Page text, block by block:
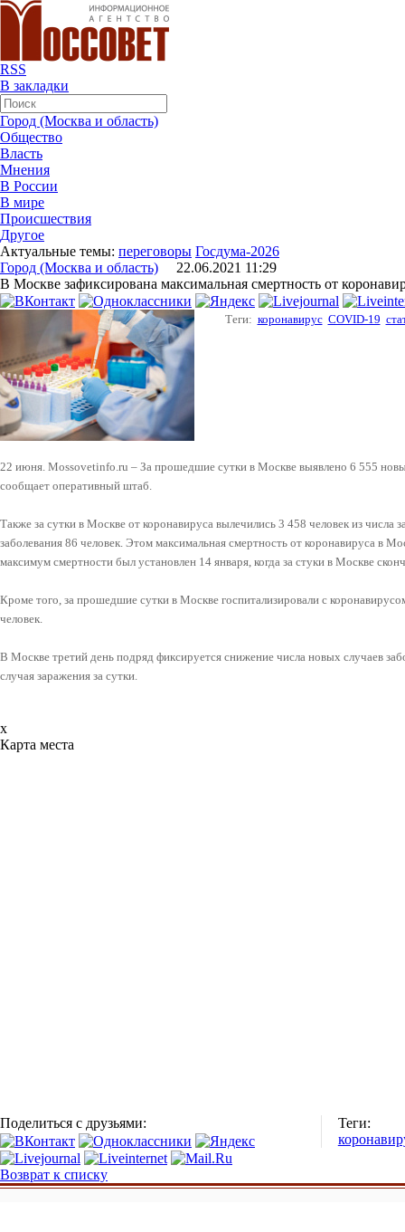
RSS
В закладки
Город (Москва и область)
Общество
Власть
Мнения
В России
В мире
Происшествия
Другое
Актуальные темы: переговоры Госдума-2026
Город (Москва и область) 22.06.2021 11:29
В Москве зафиксирована максимальная смертность от
Теги: коронавирус COVID-19
22 июня. Mossovetinfo.ru – За прошедшие сутки в Москве выявлено 6 555
сообщает оперативный штаб.
Также за сутки в Москве от коронавируса вылечились 3 458 человек из числа
заболевания 86 человек. Этом максимальная смертность от коронавируса в
максимум смертности был установлен 14 января, когда за стуки в Москве
Кроме того, за прошедшие сутки в Москве госпитализировали с
человек.
В Москве третий день подряд фиксируется снижение числа новых случаев
случая заражения за сутки.
x
Карта места
Поделиться с друзьями:
Теги:
Возврат к списку